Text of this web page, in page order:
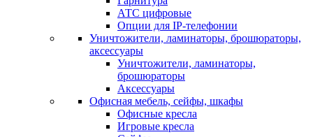
АТС цифровые
Опции для IP-телефонии
Уничтожители, ламинаторы, брошюраторы,
аксессуары
Уничтожители, ламинаторы,
брошюраторы
Аксессуары
Офисная мебель, сейфы, шкафы
Офисные кресла
Игровые кресла